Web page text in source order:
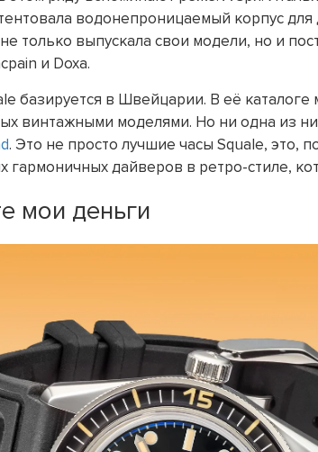
водонепроницаемый корпус
только выпускала свои модели, но и
и Doxa.
базируется в Швейцарии. В её каталоге
винтажными моделями. Но ни одна из
. Это не просто лучшие часы Squale, это,
гармоничных дайверов в ретро-стиле,
мои деньги